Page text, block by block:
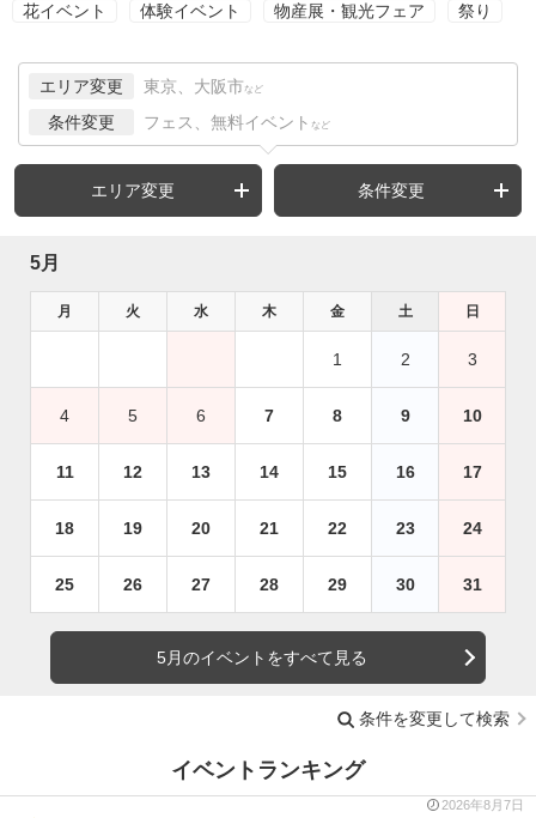
花イベント 体験イベント 物産展・観光フェア 祭り
エリア変更 東京、大阪市 など
条件変更 フェス、無料イベント など
エリア変更 条件変更
5月
月 火 水 木 金 土 日
1 2 3
4 5 6 7 8 9 10
11 12 13 14 15 16 17
18 19 20 21 22 23 24
25 26 27 28 29 30 31
5月のイベントをすべて見る
条件を変更して検索
イベントランキング
2026年8月7日